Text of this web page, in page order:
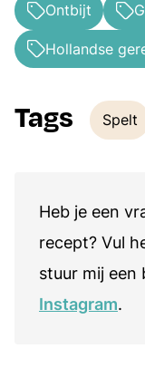
Ontbijt
Hollandse
Tags
Tags
Spelt
Heb je een
recept? Vul
stuur mij een
Instagram.